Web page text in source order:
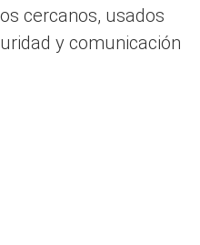
cercanos, usados
y comunicación